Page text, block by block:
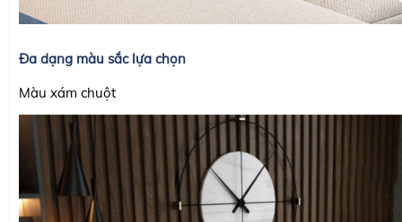
Đa dạng màu sắc lựa chọn
Màu xám chuột